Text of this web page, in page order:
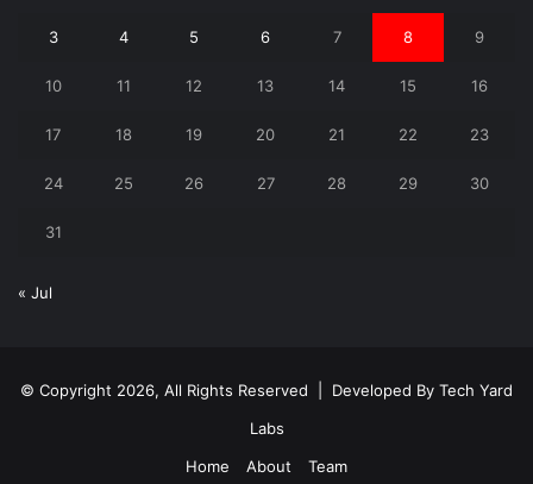
3 4 5 6 7 8 9
10 11 12 13 14 15 16
17 18 19 20 21 22 23
24 25 26 27 28 29 30
31
« Jul
© Copyright 2026, All Rights Reserved | Developed By Tech Yard
Labs
Home
About Team